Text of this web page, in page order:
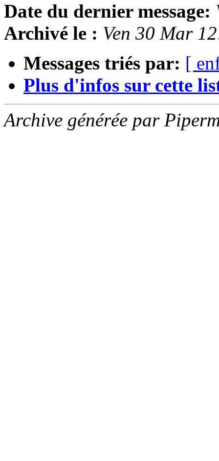
Date du dernier message:
Archivé le : Ven 30 Mar
Messages triés par: [
Plus d'infos sur cette
Archive générée par